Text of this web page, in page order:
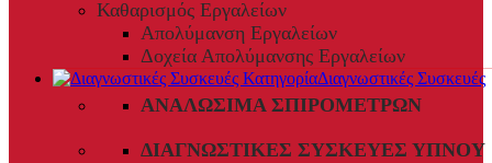
Καθαρισμός Εργαλείων
Απολύμανση Εργαλείων
Δοχεία Απολύμανσης Εργαλείων
Διαγνωστικές Συσκευές
ΑΝΑΛΏΣΙΜΑ ΣΠΙΡΟΜΈΤΡΩΝ
ΔΙΑΓΝΩΣΤΙΚΈΣ ΣΥΣΚΕΥΈΣ ΎΠΝΟΥ